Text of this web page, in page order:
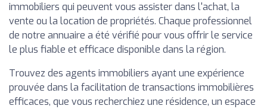
immobiliers qui peuvent vous assister dans l'achat, la
vente ou la location de propriétés. Chaque professionnel
de notre annuaire a été vérifié pour vous offrir le service
le plus fiable et efficace disponible dans la région.
Trouvez des agents immobiliers ayant une expérience
prouvée dans la facilitation de transactions immobilières
efficaces, que vous recherchiez une résidence, un espace